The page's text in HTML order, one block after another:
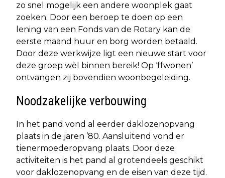
zo snel mogelijk een andere woonplek gaat
zoeken. Door een beroep te doen op een
lening van een Fonds van de Rotary kan de
eerste maand huur en borg worden betaald.
Door deze werkwijze ligt een nieuwe start voor
deze groep wèl binnen bereik! Op ‘ffwonen’
ontvangen zij bovendien woonbegeleiding.
Noodzakelijke verbouwing
In het pand vond al eerder daklozenopvang
plaats in de jaren ’80. Aansluitend vond er
tienermoederopvang plaats. Door deze
activiteiten is het pand al grotendeels geschikt
voor daklozenopvang en de eisen van deze tijd.